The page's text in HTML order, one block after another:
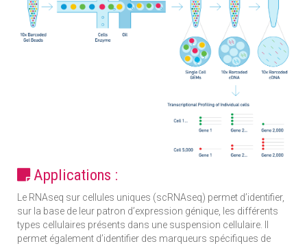
Applications :
Le RNAseq sur cellules uniques (scRNAseq) permet d’identifier,
sur la base de leur patron d’expression génique, les différents
types cellulaires présents dans une suspension cellulaire. Il
permet également d’identifier des marqueurs spécifiques de